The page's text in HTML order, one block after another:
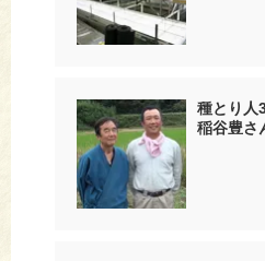
種とり
稲谷豊さ